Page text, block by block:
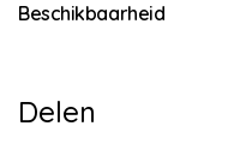
Beschikbaarheid
Delen